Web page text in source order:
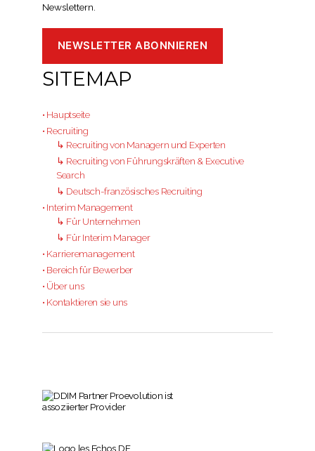
Newslettern.
SITEMAP
• Hauptseite
• Recruiting
↳ Recruiting von Managern und Experten
↳ Recruiting von Führungskräften & Executive
Search
↳ Deutsch-französisches Recruiting
• Interim Management
↳ Für Unternehmen
↳ Für Interim Manager
• Karrieremanagement
• Bereich für Bewerber
• Über uns
• Kontaktieren sie uns